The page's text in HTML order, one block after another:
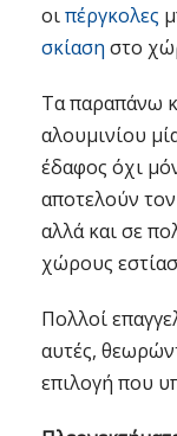
οιπέργκολες
σκίαση στο
Τα παραπάνω
αλουμινίου
έδαφος όχι
αποτελούν
αλλά και σε
χώρους
Πολλοί
αυτές,
επιλογή που